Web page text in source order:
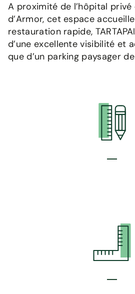
A proximité de l’hôpital privé
d’Armor, cet espace
restauration rapide,
d’une excellente visibilité et
que d’un parking paysager